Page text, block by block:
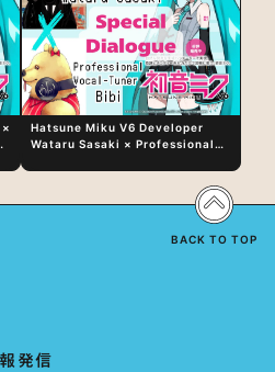
×
Hatsune Miku V6 Developer
Wataru Sasaki × Professional
Vocal Expression Lies in “Love
for the singing characters” and
発信
BACK TO TOP